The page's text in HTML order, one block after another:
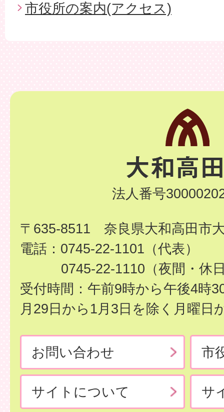
市役所の案内(アクセス)
法人番号
〒635-8511 奈良県大和高田市
電話：0745-22-1101（代表）
0745-22-1110（夜間・休
受付時間：午前9時から午後4時
月29日から1月3日を除く月曜日
お問い合わせ 市
サイトについて サ